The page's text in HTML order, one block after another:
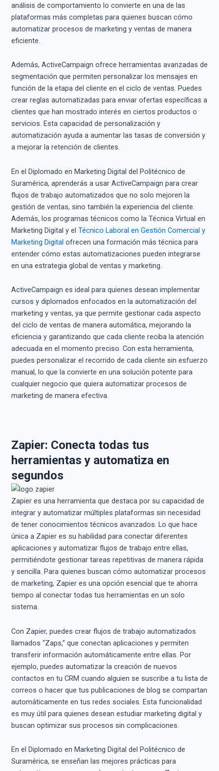
análisis de comportamiento lo convierte en una de las
plataformas más completas para quienes buscan cómo
automatizar procesos de marketing y ventas de manera
eficiente.
Además, ActiveCampaign ofrece herramientas avanzadas de
segmentación que permiten personalizar los mensajes en
función de la etapa del cliente en el ciclo de ventas. Puedes
crear reglas automatizadas para enviar ofertas específicas a
clientes que han mostrado interés en ciertos productos o
servicios. Esta capacidad de personalización y
automatización ayuda a aumentar las tasas de conversión y
a mejorar la retención de clientes.
En el Diplomado en Marketing Digital del Politécnico de
Suramérica, aprenderás a usar ActiveCampaign para crear
flujos de trabajo automatizados que no solo mejoren la
gestión de ventas, sino también la experiencia del cliente.
Además, los programas técnicos como la Técnica Virtual en
Marketing Digital y el Técnico Laboral en Gestión Comercial y
Marketing Digital ofrecen una formación más técnica para
entender cómo estas automatizaciones pueden integrarse
en una estrategia global de ventas y marketing.
ActiveCampaign es ideal para quienes desean implementar
cursos y diplomados enfocados en la automatización del
marketing y ventas, ya que permite gestionar cada aspecto
del ciclo de ventas de manera automática, mejorando la
eficiencia y garantizando que cada cliente reciba la atención
adecuada en el momento preciso. Con esta herramienta,
puedes personalizar el recorrido de cada cliente sin esfuerzo
manual, lo que la convierte en una solución potente para
cualquier negocio que quiera automatizar procesos de
marketing de manera efectiva.
Zapier: Conecta todas tus
herramientas y automatiza en
segundos
Zapier es una herramienta que destaca por su capacidad de
integrar y automatizar múltiples plataformas sin necesidad
de tener conocimientos técnicos avanzados. Lo que hace
única a Zapier es su habilidad para conectar diferentes
aplicaciones y automatizar flujos de trabajo entre ellas,
permitiéndote gestionar tareas repetitivas de manera rápida
y sencilla. Para quienes buscan cómo automatizar procesos
de marketing, Zapier es una opción esencial que te ahorra
tiempo al conectar todas tus herramientas en un solo
sistema.
Con Zapier, puedes crear flujos de trabajo automatizados
llamados “Zaps,” que conectan aplicaciones y permiten
transferir información automáticamente entre ellas. Por
ejemplo, puedes automatizar la creación de nuevos
contactos en tu CRM cuando alguien se suscribe a tu lista de
correos o hacer que tus publicaciones de blog se compartan
automáticamente en tus redes sociales. Esta funcionalidad
es muy útil para quienes desean estudiar marketing digital y
buscan optimizar sus procesos sin complicaciones.
En el Diplomado en Marketing Digital del Politécnico de
Suramérica, se enseñan las mejores prácticas para